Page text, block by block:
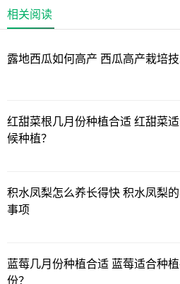
导致出现黄叶现象，发病严重还会
1、浇水：西红柿在种植前要深
2、施肥：西红柿需要减少使用
肥，也可以使用海藻肥等进行灌
传病害，可以高温焖棚处理土壤，
降低发病率。
相关阅读
露地西瓜如何高产 西瓜高产栽培
红甜菜根几月份种植合适 红甜菜
候种植？
积水凤梨怎么养长得快 积水凤梨
事项
蓝莓几月份种植合适 蓝莓适合种
份？